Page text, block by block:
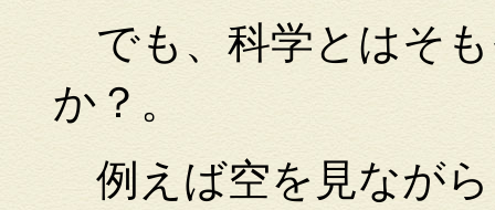
でも、科学とはそ
か？。
例えば空を見なが